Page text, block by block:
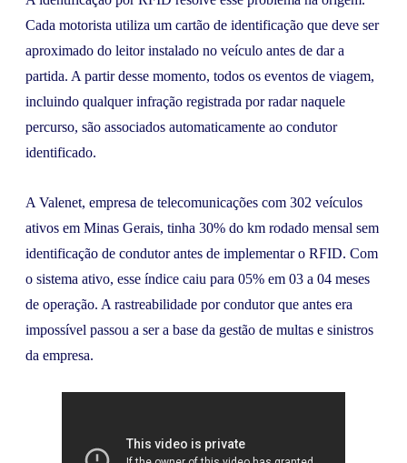
Cada motorista utiliza um cartão de identificação que deve ser
aproximado do leitor instalado no veículo antes de dar a
partida. A partir desse momento, todos os eventos de viagem,
incluindo qualquer infração registrada por radar naquele
percurso, são associados automaticamente ao condutor
identificado.
A Valenet, empresa de telecomunicações com 302 veículos
ativos em Minas Gerais, tinha 30% do km rodado mensal sem
identificação de condutor antes de implementar o RFID. Com
o sistema ativo, esse índice caiu para 05% em 03 a 04 meses
de operação. A rastreabilidade por condutor que antes era
impossível passou a ser a base da gestão de multas e sinistros
da empresa.